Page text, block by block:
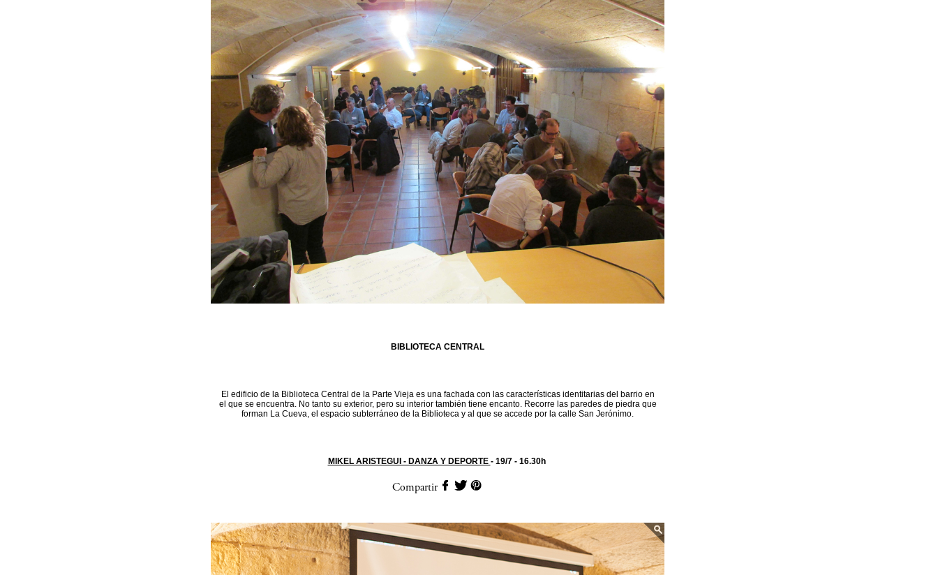
BIBLIOTECA CENTRAL
El edificio de la Biblioteca Central de la Parte Vieja es una fachada con las características identitarias del barrio en
el que se encuentra. No tanto su exterior, pero su interior también tiene encanto. Recorre las paredes de piedra que
forman La Cueva, el espacio subterráneo de la Biblioteca y al que se accede por la calle San Jerónimo.
MIKEL ARISTEGUI - DANZA Y DEPORTE - 19/7 - 16.30h
Compartir